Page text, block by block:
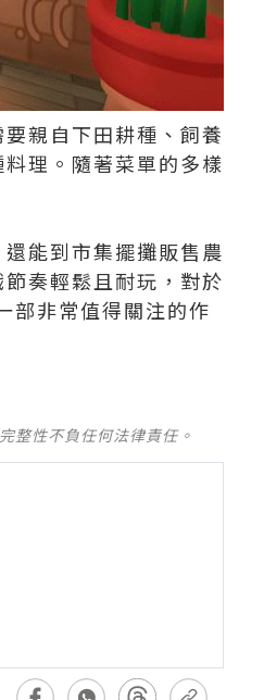
親自下田耕種、飼養
理。隨著菜單的多樣
能到市集擺攤販售農
奏輕鬆且耐玩，對於
部非常值得關注的作
整性不負任何法律責任。